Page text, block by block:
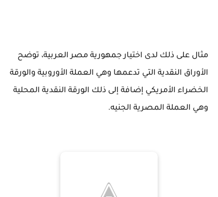
مثال على ذلك لدى اختيار جمهورية مصر العربية، توضح
الأوراق النقدية التي تدعمها وهي العملة الأوروبية والورقة
الخضراء الأمريكي إضافة إلى ذلك الورقة النقدية المحلية
وهي العملة المصرية الجنيه.